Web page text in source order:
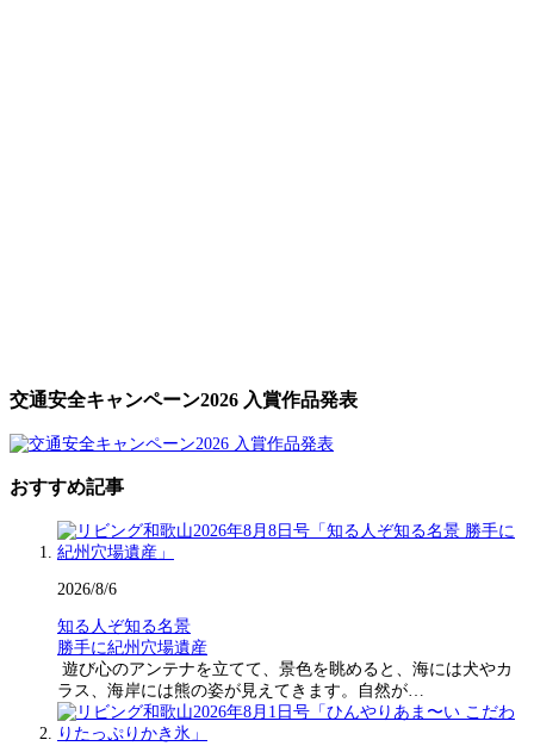
交通安全キャンペーン2026 入賞作品発表
おすすめ記事
2026/8/6
知る人ぞ知る名景
勝手に紀州穴場遺産
遊び心のアンテナを立てて、景色を眺めると、海には犬やカ
ラス、海岸には熊の姿が見えてきます。自然が…